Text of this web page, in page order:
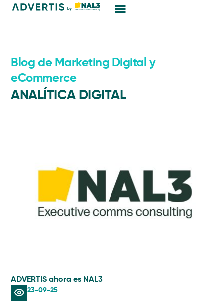
Blog de Marketing Digital y
eCommerce
ANALÍTICA DIGITAL
ADVERTIS ahora es NAL3
23-09-25